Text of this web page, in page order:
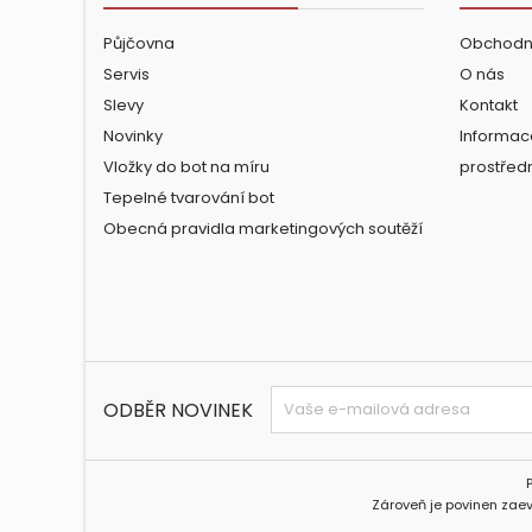
Půjčovna
Servis
Slevy
Novinky
Vložky do bot na míru
Tepelné tvarování bot
Obecná pravidla marketingových soutěží
O nás
Kontakt
ODBĚR NOVINEK
Zároveň je povinen